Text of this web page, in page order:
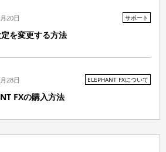
20日 サポート
を変更する方法
28日 ELEPHANT FXについて
FXの購入方法